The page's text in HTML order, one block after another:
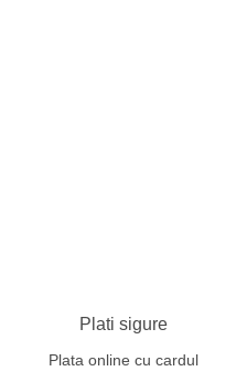
Plati sigure
Plata online cu cardul